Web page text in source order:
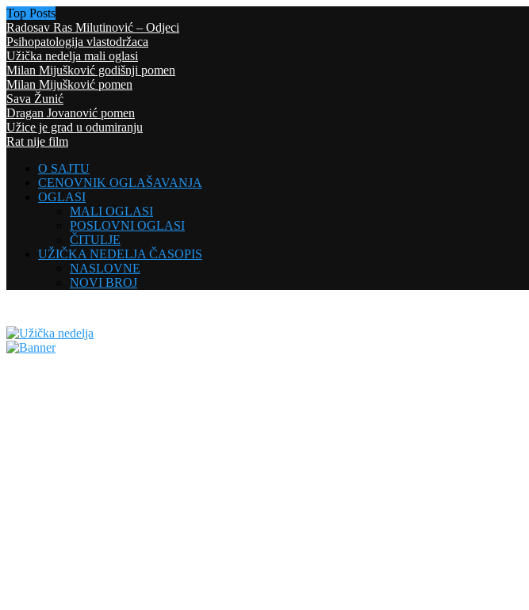
Top Posts
Radosav Ras Milutinović – Odjeci
Psihopatologija vlastodržaca
Užička nedelja mali oglasi
Milan Mijušković godišnji pomen
Milan Mijušković pomen
Sava Žunić
Dragan Jovanović pomen
Užice je grad u odumiranju
Rat nije film
O SAJTU
CENOVNIK OGLAŠAVANJA
OGLASI
MALI OGLASI
POSLOVNI OGLASI
ČITULJE
UŽIČKA NEDELJA ČASOPIS
NASLOVNE
NOVI BROJ